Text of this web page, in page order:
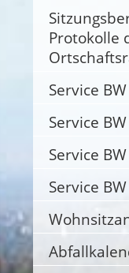
Protokolle
Service
Service
Service
Service